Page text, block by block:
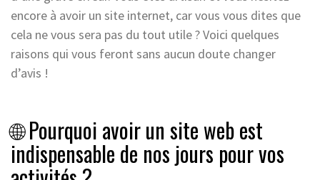
encore à avoir un site internet, car vous vous dites que
cela ne vous sera pas du tout utile ? Voici quelques
raisons qui vous feront sans aucun doute changer
d’avis !
🌐 Pourquoi avoir un site web est
indispensable de nos jours pour vos